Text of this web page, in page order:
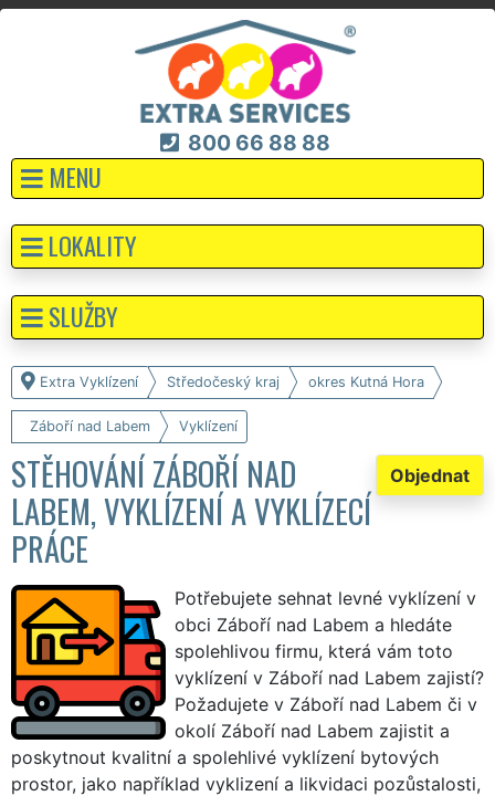
800 66 88 88
MENU
Extra Vyklízení Středočeský kraj okres Kutná Hora
Záboří nad Labem Vyklízení
Objednat
STĚHOVÁNÍ ZÁBOŘÍ NAD
LABEM, VYKLÍZENÍ A VYKLÍZECÍ
PRÁCE
Potřebujete sehnat levné vyklízení v
obci Záboří nad Labem a hledáte
spolehlivou firmu, která vám toto
vyklízení v Záboří nad Labem zajistí?
Požadujete v Záboří nad Labem či v
okolí Záboří nad Labem zajistit a
poskytnout kvalitní a spolehlivé vyklízení bytových
prostor, jako například vyklizení a likvidaci pozůstalosti,
LOKALITY
SLUŽBY